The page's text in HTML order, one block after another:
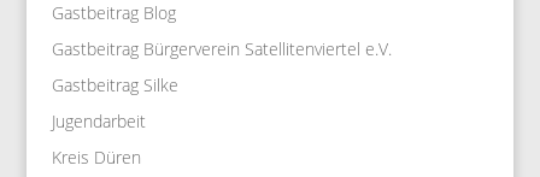
Gastbeitrag Blog
Gastbeitrag Bürgerverein Satellitenviertel e.V.
Gastbeitrag Silke
Jugendarbeit
Kreis Düren